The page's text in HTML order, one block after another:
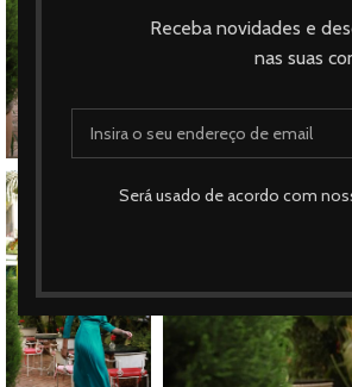
Receba novidades e
nas suas
Será usado de acordo com